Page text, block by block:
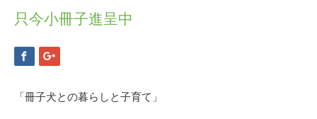
只今小冊子進呈中
「冊子犬との暮らしと子育て」